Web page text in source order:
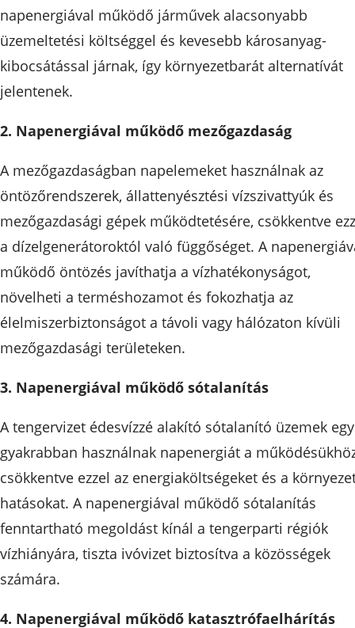
napenergiával működő járművek alacsonyabb
üzemeltetési költséggel és kevesebb károsanyag-
kibocsátással járnak, így környezetbarát alternatívát
jelentenek.
2. Napenergiával működő mezőgazdaság
A mezőgazdaságban napelemeket használnak az
öntözőrendszerek, állattenyésztési vízszivattyúk és
mezőgazdasági gépek működtetésére, csökkentve
a dízelgenerátoroktól való függőséget. A
működő öntözés javíthatja a vízhatékonyságot,
növelheti a terméshozamot és fokozhatja az
élelmiszerbiztonságot a távoli vagy hálózaton kívüli
mezőgazdasági területeken.
3. Napenergiával működő sótalanítás
A tengervizet édesvízzé alakító sótalanító üzemek
gyakrabban használnak napenergiát a
csökkentve ezzel az energiaköltségeket és a
hatásokat. A napenergiával működő sótalanítás
fenntartható megoldást kínál a tengerparti régiók
vízhiányára, tiszta ivóvizet biztosítva a közösségek
számára.
4. Napenergiával működő katasztrófaelhárítás